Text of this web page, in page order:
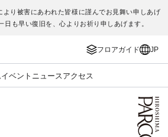
より被害にあわれた皆様に謹んでお見舞い申しあげ
日も早い復旧を、心よりお祈り申しあげます。
フロアガイド JP
イベント ニュース アクセス
ス